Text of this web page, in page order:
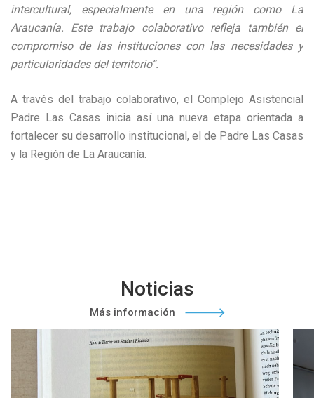
intercultural, especialmente en una región como La
Araucanía. Este trabajo colaborativo refleja también el
compromiso de las instituciones con las necesidades y
particularidades del territorio”.
A través del trabajo colaborativo, el Complejo Asistencial
Padre Las Casas inicia así una nueva etapa orientada a
fortalecer su desarrollo institucional, el de Padre Las Casas
y la Región de La Araucanía.
Noticias
Más información